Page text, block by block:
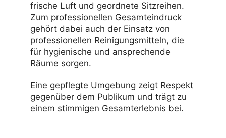
frische Luft und geord­nete Sitz­reihen.
Zum profes­sio­nellen Gesamt­ein­druck
gehört dabei auch der Einsatz von
profes­sio­nellen Reini­gungs­mit­teln, die
für hygie­ni­sche und anspre­chende
Räume sorgen.
Eine gepflegte Umge­bung zeigt Respekt
gegen­über dem Publikum und trägt zu
einem stim­migen Gesamt­erlebnis bei.